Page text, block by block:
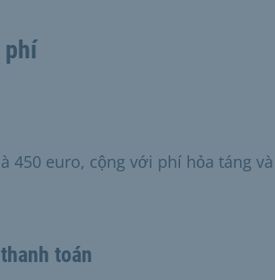
phí
450 euro, cộng với phí hỏa táng và
toán